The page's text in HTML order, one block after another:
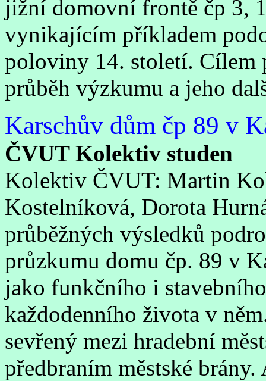
jižní domovní frontě čp 3,
vynikajícím příkladem
poloviny 14. století. Cílem
průběh výzkumu a jeho
Karschův dům čp 89 v
ČVUT Kolektiv studen
Kolektiv ČVUT: Martin
Kostelníková, Dorota
průběžných výsledků
průzkumu domu čp. 89 v
jako funkčního i
každodenního života v
sevřený mezi hradební
předbraním městské